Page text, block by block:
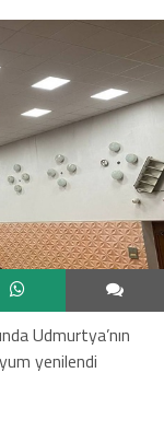
Udmurtya’nın
yenilendi